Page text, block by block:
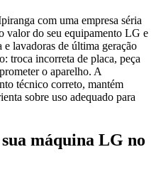
com uma empresa séria
valor do seu equipamento LG e
lavadoras de última geração
troca incorreta de placa, peça
o aparelho. A
técnico correto, mantém
sobre uso adequado para
máquina LG no